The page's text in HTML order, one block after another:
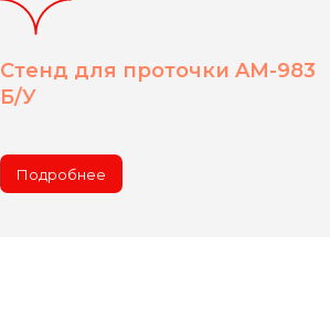
Стенд для проточки AM-983
Б/У
Подробнее